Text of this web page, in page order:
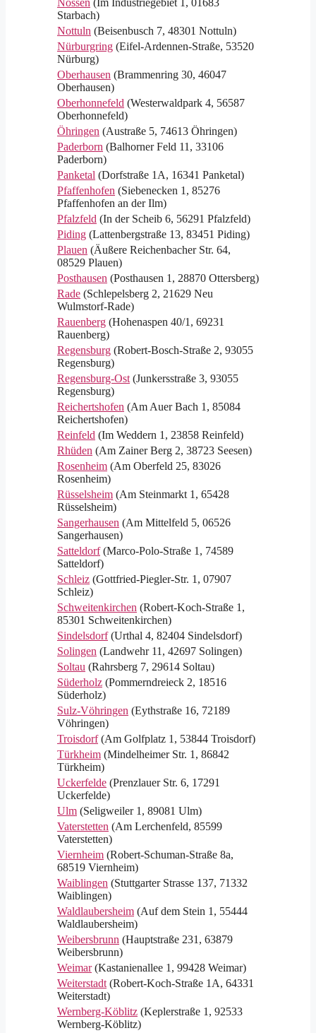
Nossen (Im Industriegebiet 1, 01683
Starbach)
Nottuln (Beisenbusch 7, 48301 Nottuln)
Nürburgring (Eifel-Ardennen-Straße, 53520
Nürburg)
Oberhausen (Brammenring 30, 46047
Oberhausen)
Oberhonnefeld (Westerwaldpark 4, 56587
Oberhonnefeld)
Öhringen (Austraße 5, 74613 Öhringen)
Paderborn (Balhorner Feld 11, 33106
Paderborn)
Panketal (Dorfstraße 1A, 16341 Panketal)
Pfaffenhofen (Siebenecken 1, 85276
Pfaffenhofen an der Ilm)
Pfalzfeld (In der Scheib 6, 56291 Pfalzfeld)
Piding (Lattenbergstraße 13, 83451 Piding)
Plauen (Äußere Reichenbacher Str. 64,
08529 Plauen)
Posthausen (Posthausen 1, 28870 Ottersberg)
Rade (Schlepelsberg 2, 21629 Neu
Wulmstorf-Rade)
Rauenberg (Hohenaspen 40/1, 69231
Rauenberg)
Regensburg (Robert-Bosch-Straße 2, 93055
Regensburg)
Regensburg-Ost (Junkersstraße 3, 93055
Regensburg)
Reichertshofen (Am Auer Bach 1, 85084
Reichertshofen)
Reinfeld (Im Weddern 1, 23858 Reinfeld)
Rhüden (Am Zainer Berg 2, 38723 Seesen)
Rosenheim (Am Oberfeld 25, 83026
Rosenheim)
Rüsselsheim (Am Steinmarkt 1, 65428
Rüsselsheim)
Sangerhausen (Am Mittelfeld 5, 06526
Sangerhausen)
Satteldorf(Marco-Polo-Straße 1, 74589
Satteldorf)
Schleiz (Gottfried-Piegler-Str. 1, 07907
Schleiz)
Schweitenkirchen (Robert-Koch-Straße 1,
85301 Schweitenkirchen)
Sindelsdorf(Urthal 4, 82404 Sindelsdorf)
Solingen (Landwehr 11, 42697 Solingen)
Soltau (Rahrsberg 7, 29614 Soltau)
Süderholz (Pommerndreieck 2, 18516
Süderholz)
Sulz-Vöhringen (Eythstraße 16, 72189
Vöhringen)
Troisdorf(Am Golfplatz 1, 53844 Troisdorf)
Türkheim (Mindelheimer Str. 1, 86842
Türkheim)
Uckerfelde (Prenzlauer Str. 6, 17291
Uckerfelde)
Ulm (Seligweiler 1, 89081 Ulm)
Vaterstetten (Am Lerchenfeld, 85599
Vaterstetten)
Viernheim (Robert-Schuman-Straße 8a,
68519 Viernheim)
Waiblingen (Stuttgarter Strasse 137, 71332
Waiblingen)
Waldlaubersheim (Auf dem Stein 1, 55444
Waldlaubersheim)
Weibersbrunn (Hauptstraße 231, 63879
Weibersbrunn)
Weimar(Kastanienallee 1, 99428 Weimar)
Weiterstadt (Robert-Koch-Straße 1A, 64331
Weiterstadt)
Wernberg-Köblitz (Keplerstraße 1, 92533
Wernberg-Köblitz)